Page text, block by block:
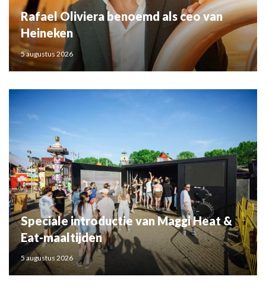
Rafael Oliviera benoemd als ceo van
Heineken
5 augustus 2026
Speciale introductie van Maggi Heat &
Eat-maaltijden
5 augustus 2026